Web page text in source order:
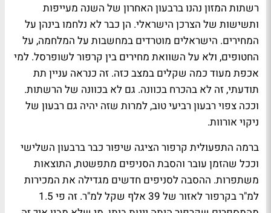
רשתות המזון נהנו ברבעון האחרון של השנה מעייפות
ותשישות של הצרכן הישראלי. הן כבר לא נלחמו בינהן על
המחירים. הישראלים מוטרדים במחשבות על המלחמה, על
החטופים, ולא על השוואת מחירים בין קרפור לשופרסל. למי
אכפת מעוד כמה שקלים במצב כזה. זה כנראה עניין תת
תודעתי, זה לא בהכרח בכוונה. גם לא בכוונה של הרשתות.
וככה צפוי רבעון רביעי טוב, למרות שזה יהיה גם רבעון של
ניקוי אורוות.
ברמה התפעולית קרפור הציגה שיפור כבר ברבעון השלישי
וככל שהזמן עובר והסבת הסניפים מתפשטת, התוצאות
משתפרות. ההסבה לסניפים חדשים מגדילה את המכירות
למ"ר בקרפור לאזור של 39 אלף שקל למ"ר. זה פי 1.5